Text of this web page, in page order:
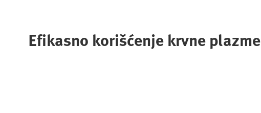
Efikasno korišćenje krvne plazme